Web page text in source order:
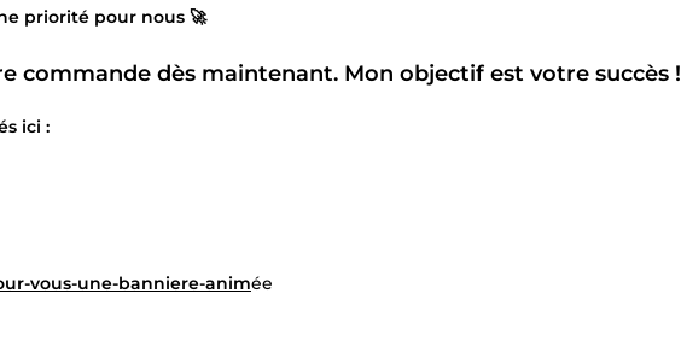
priorité pour nous 🚀
commande dès maintenant. Mon objectif est votre succès !
ici :
vous-une-banniere-animée